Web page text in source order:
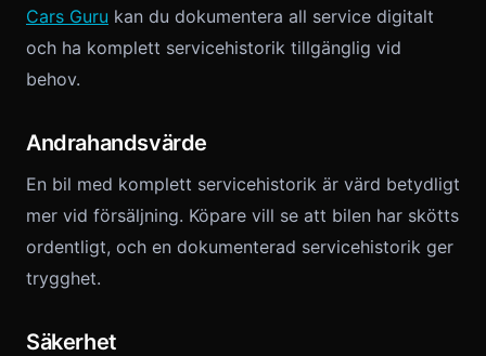
Cars Guru kan du dokumentera all service digitalt
och ha komplett servicehistorik tillgänglig vid
behov.
Andrahandsvärde
En bil med komplett servicehistorik är värd betydligt
mer vid försäljning. Köpare vill se att bilen har skötts
ordentligt, och en dokumenterad servicehistorik ger
trygghet.
Säkerhet